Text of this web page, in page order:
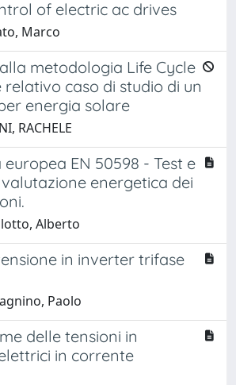
of electric ac drives
Marco
metodologia Life Cycle
relativo caso di studio di un
energia solare
RACHELE
EN 50598 - Test e
energetica dei
Alberto
in inverter trifase
Paolo
delle tensioni in
in corrente